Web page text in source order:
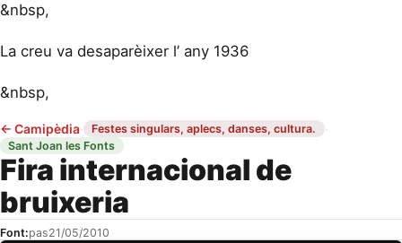
&nbsp,
La creu va desaparèixer l’ any 1936
&nbsp,
← Camipèdia· Festes singulars, aplecs, danses, cultura. ·
Sant Joan les Fonts
Fira internacional de
bruixeria
Font:pas21/05/2010